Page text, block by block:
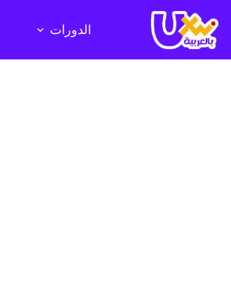
إلى
المحتوى
الدورات